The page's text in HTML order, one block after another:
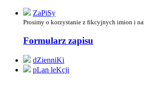
ZaPiSy
Prosimy o korzystanie z fikcyjnych imion i
Formularz zapisu
dZienniKi
pLan leKcji